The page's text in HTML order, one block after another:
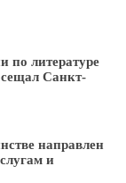
по литературе
Санкт-
направлен
и